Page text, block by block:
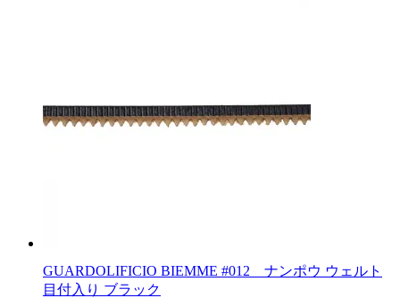
GUARDOLIFICIO BIEMME #012 ナンポウ ウェルト
目付入り ブラック